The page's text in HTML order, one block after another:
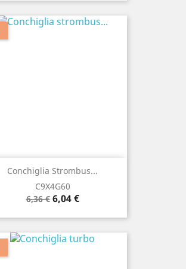
Conchiglia Strombus...
C9X4G60
Prezzo
6,36 € Prezzo
6,04 €